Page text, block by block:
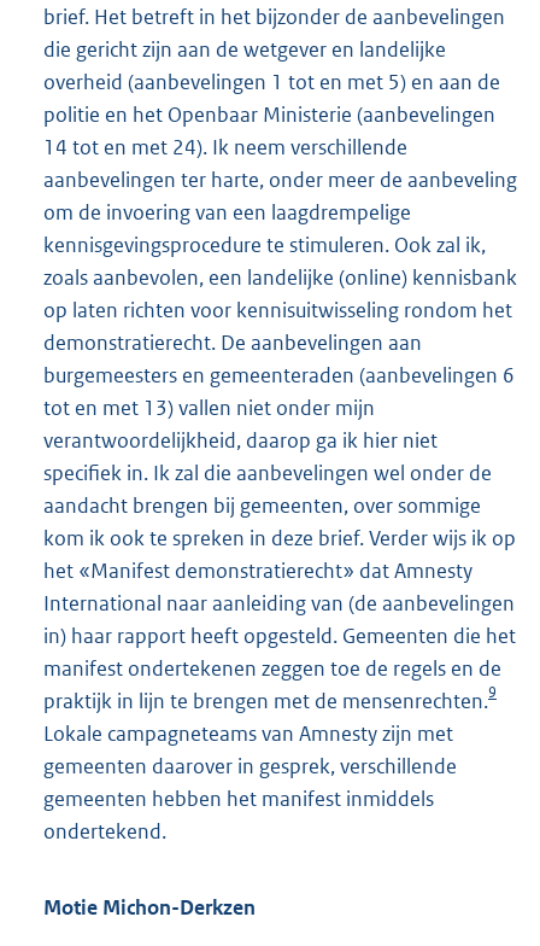
brief. Het betreft in het bijzonder de aanbevelingen
die gericht zijn aan de wetgever en landelijke
overheid (aanbevelingen 1 tot en met 5) en aan de
politie en het Openbaar Ministerie (aanbevelingen
14 tot en met 24). Ik neem verschillende
aanbevelingen ter harte, onder meer de aanbeveling
om de invoering van een laagdrempelige
kennisgevingsprocedure te stimuleren. Ook zal ik,
zoals aanbevolen, een landelijke (online) kennisbank
op laten richten voor kennisuitwisseling rondom het
demonstratierecht. De aanbevelingen aan
burgemeesters en gemeenteraden (aanbevelingen 6
tot en met 13) vallen niet onder mijn
verantwoordelijkheid, daarop ga ik hier niet
specifiek in. Ik zal die aanbevelingen wel onder de
aandacht brengen bij gemeenten, over sommige
kom ik ook te spreken in deze brief. Verder wijs ik op
het «Manifest demonstratierecht» dat Amnesty
International naar aanleiding van (de aanbevelingen
in) haar rapport heeft opgesteld. Gemeenten die het
manifest ondertekenen zeggen toe de regels en de
praktijk in lijn te brengen met de mensenrechten.9
Lokale campagneteams van Amnesty zijn met
gemeenten daarover in gesprek, verschillende
gemeenten hebben het manifest inmiddels
ondertekend.
Motie Michon-Derkzen